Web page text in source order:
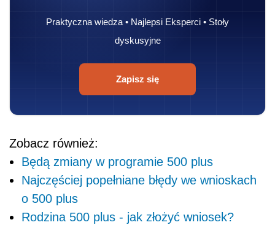
Praktyczna wiedza • Najlepsi Eksperci • Stoły
dyskusyjne
Zapisz się
Zobacz również:
Będą zmiany w programie 500 plus
Najczęściej popełniane błędy we wnioskach
o 500 plus
Rodzina 500 plus - jak złożyć wniosek?